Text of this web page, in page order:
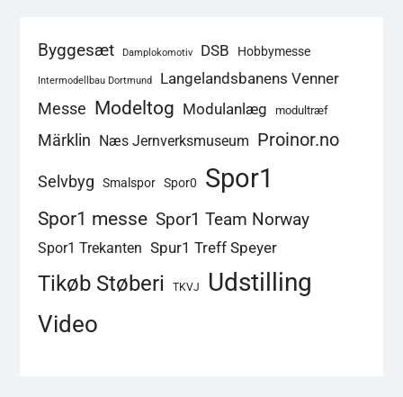
Byggesæt Damplokomotiv DSB Hobbymesse
Intermodellbau Dortmund
Langelandsbanens Venner
Messe Modeltog Modulanlæg modultræf
Märklin Næs Jernverksmuseum Proinor.no
Selvbyg Smalspor Spor0 Spor1
Spor1 messe Spor1 Team Norway
Spor1 Trekanten Spur1 Treff Speyer
Tikøb Støberi TKVJ Udstilling
Video